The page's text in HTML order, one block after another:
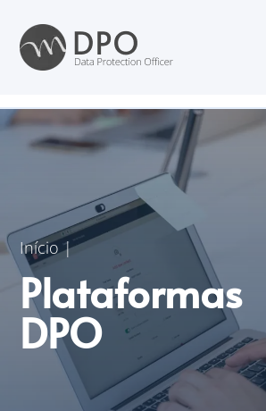
Início|
Plataformas
DPO